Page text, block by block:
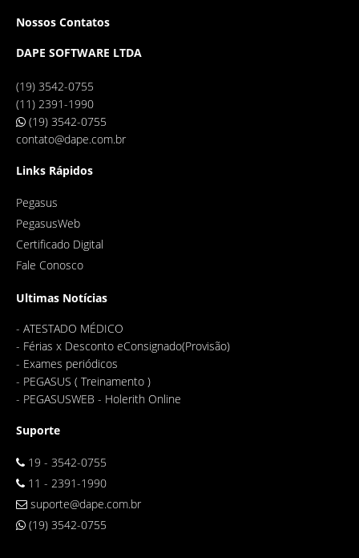
Nossos Contatos
DAPE SOFTWARE LTDA
(19) 3542-0755
(11) 2391-1990
(19) 3542-0755
contato@dape.com.br
Links Rápidos
Pegasus
PegasusWeb
Certificado Digital
Fale Conosco
Ultimas Notícias
- ATESTADO MÉDICO
- Férias x Desconto eConsignado(Provisão)
- Exames periódicos
- PEGASUS ( Treinamento )
- PEGASUSWEB - Holerith Online
Suporte
19 - 3542-0755
11 - 2391-1990
suporte@dape.com.br
(19) 3542-0755